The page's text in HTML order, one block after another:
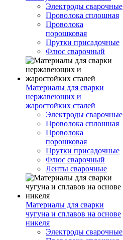
Электроды сварочные
Проволока сплошная
Проволока
порошковая
Прутки присадочные
Флюс сварочный
Материалы для сварки
нержавеющих и
жаростойких сталей
Электроды сварочные
Проволока сплошная
Проволока
порошковая
Прутки присадочные
Флюс сварочный
Ленты сварочные
Материалы для сварки
чугуна и сплавов на основе
никеля
Электроды сварочные